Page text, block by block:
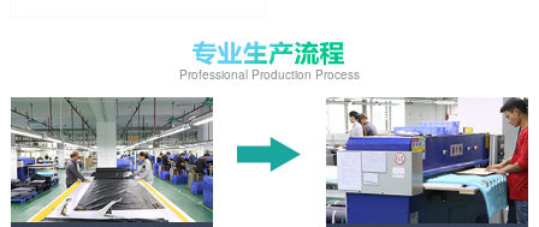
Professional Production Process